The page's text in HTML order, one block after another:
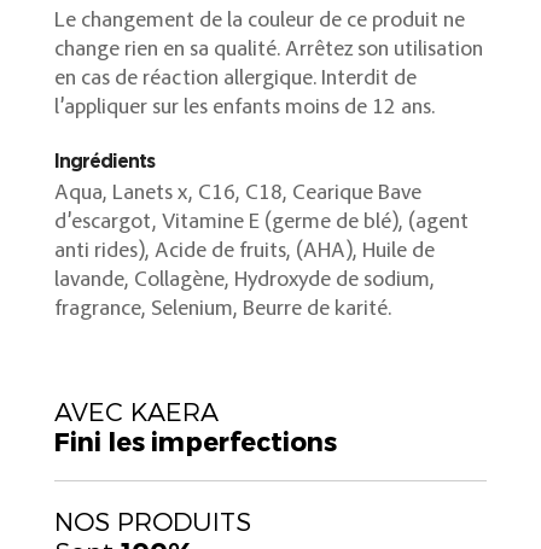
Le changement de la couleur de ce produit ne
change rien en sa qualité. Arrêtez son utilisation
en cas de réaction allergique. Interdit de
l’appliquer sur les enfants moins de 12 ans.
Ingrédients
Aqua, Lanets x, C16, C18, Cearique Bave
d’escargot, Vitamine E (germe de blé), (agent
anti rides), Acide de fruits, (AHA), Huile de
lavande, Collagène, Hydroxyde de sodium,
fragrance, Selenium, Beurre de karité.
AVEC KAERA
Fini les imperfections
NOS PRODUITS